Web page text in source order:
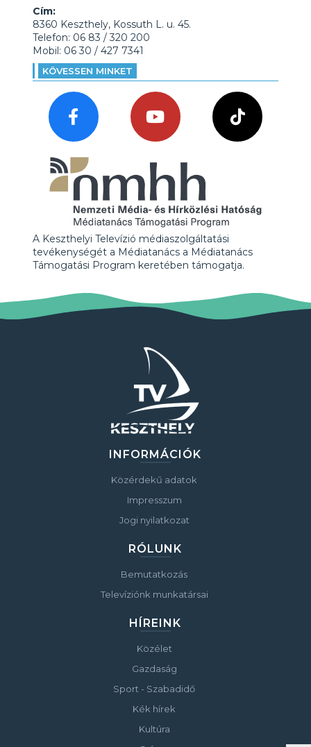
Cím:
8360 Keszthely, Kossuth L. u. 45.
Telefon: 06 83 / 320 200
Mobil: 06 30 / 427 7341
KÖVESSEN MINKET
A Keszthelyi Televízió médiaszolgáltatási
tevékenységét a Médiatanács a Médiatanács
Támogatási Program keretében támogatja.
INFORMÁCIÓK
Közérdekű adatok
Impresszum
Jogi nyilatkozat
RÓLUNK
Bemutatkozás
Televíziónk munkatársai
HÍREINK
Közélet
Gazdaság
Sport - Szabadidő
Kék hírek
Kultúra